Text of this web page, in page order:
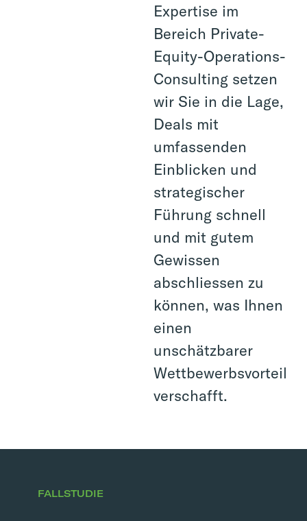
Expertise im
Bereich Private-
Equity-Operations-
Consulting setzen
wir Sie in die Lage,
Deals mit
umfassenden
Einblicken und
strategischer
Führung schnell
und mit gutem
Gewissen
abschliessen zu
können, was Ihnen
einen
unschätzbarer
Wettbewerbsvorteil
verschafft.
FALLSTUDIE